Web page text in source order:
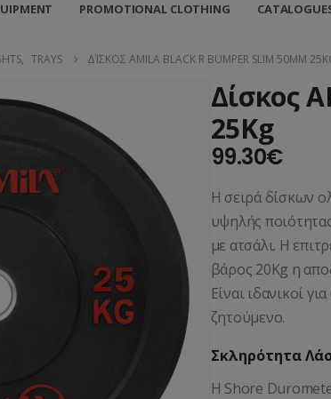
PROMOTIONAL CLOTHING
, TRAYS ΔΊΣΚΟΣ AMILA BLACK R BUMPER SLIM 50MM
Δίσκος
25Kg
99.30€
Η σειρά δίσκων
υψηλής
με ατσάλι. Η
βάρος 20Kg η
Είναι ιδανικοί
ζητούμενο.
Σκληρότητα
Η Shore